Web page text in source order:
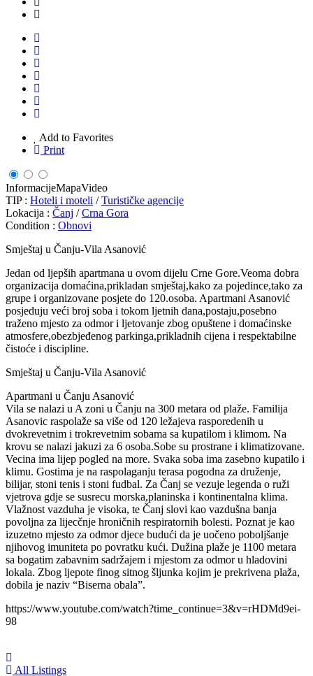
Add to Favorites
Print
InformacijeMapaVideo
TIP : Hoteli i moteli /Turističke agencije
Lokacija : Čanj /Crna Gora
Condition : Obnovi
Smještaj u Čanju-Vila Asanović
Jedan od ljepših apartmana u ovom dijelu Crne Gore.Veoma dobra
organizacija domaćina,prikladan smještaj,kako za pojedince,tako za
grupe i organizovane posjete do 120.osoba. Apartmani Asanović
posjeduju veći broj soba i tokom ljetnih dana,postaju,posebno
traženo mjesto za odmor i ljetovanje zbog opuštene i domaćinske
atmosfere,obezbjeđenog parkinga,prikladnih cijena i respektabilne
čistoće i discipline.
Smještaj u Čanju-Vila Asanović
Apartmani u Čanju Asanović
Vila se nalazi u A zoni u Čanju na 300 metara od plaže. Familija
Asanovic raspolaže sa više od 120 ležajeva rasporedenih u
dvokrevetnim i trokrevetnim sobama sa kupatilom i klimom. Na
krovu se nalazi jakuzi za 6 osoba.Sobe su prostrane i klimatizovane.
Vecina ima lijep pogled na more. Svaka soba ima zasebno kupatilo i
klimu. Gostima je na raspolaganju terasa pogodna za druženje,
bilijar, stoni tenis i stoni fudbal. Za Čanj se vezuje legenda o ruži
vjetrova gdje se susrecu morska,planinska i kontinentalna klima.
Vlažnost vazduha je visoka, te Čanj slovi kao vazdušna banja
povoljna za lijecčnje hroničnih respiratornih bolesti. Poznat je kao
izuzetno mjesto za odmor djece budući da je uočeno poboljšanje
njihovog imuniteta po povratku kući. Dužina plaže je 1100 metara
sa bogatim zabavnim sadržajem i mjestom za odmor u hladovini
lokala. Zbog ljepote finog sitnog šljunka kojim je prekrivena plaža,
dobila je naziv “Biserna obala”.
https://www.youtube.com/watch?time_continue=3&v=rHDMd9ei-
98
All Listings